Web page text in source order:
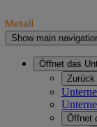
Show main
Öffnet das
Zurück
Öffnet